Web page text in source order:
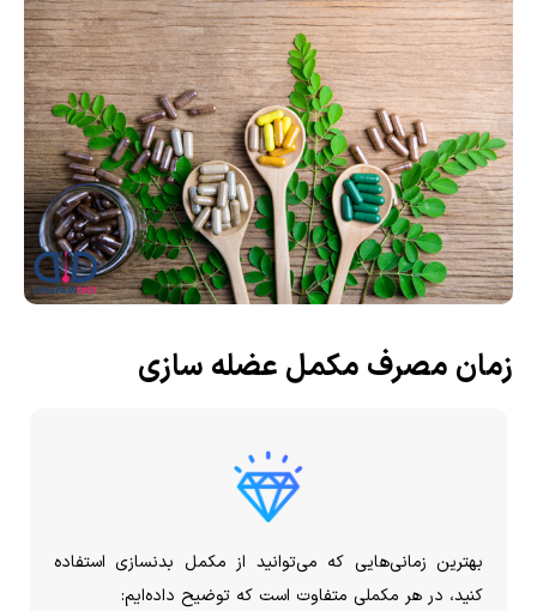
زمان مصرف مکمل عضله سازی
بهترین زمانی‌هایی که می‌توانید از مکمل بدنسازی استفاده
کنید، در هر مکملی متفاوت است که توضیح داده‌‌ایم: